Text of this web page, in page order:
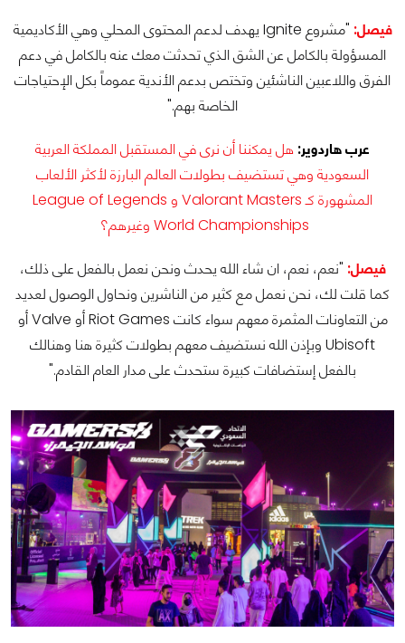
فيصل:
"مشروع Ignite يهدف لدعم المحتوى المحلي وهي الأكاديمية
المسؤولة بالكامل عن الشق الذي تحدثت معك عنه بالكامل في دعم
الفرق واللاعبين الناشئين وتختص بدعم الأندية عموماً بكل الإحتياجات
الخاصة بهم."
عرب هاردوير: هل يمكننا أن نرى في المستقبل المملكة العربية
السعودية وهي تستضيف بطولات العالم البارزة لأكثر الألعاب
المشهورة كـ Valorant Masters و League of Legends
World Championships وغيرهم؟
فيصل: "نعم، نعم، ان شاء الله يحدث ونحن نعمل بالفعل على ذلك،
كما قلت لك، نحن نعمل مع كثير من الناشرين ونحاول الوصول لعديد
من التعاونات المثمرة معهم سواء كانت Riot Games أو Valve أو
Ubisoft وبإذن الله نستضيف معهم بطولات كثيرة هنا وهنالك
بالفعل إستضافات كبيرة ستحدث على مدار العام القادم."